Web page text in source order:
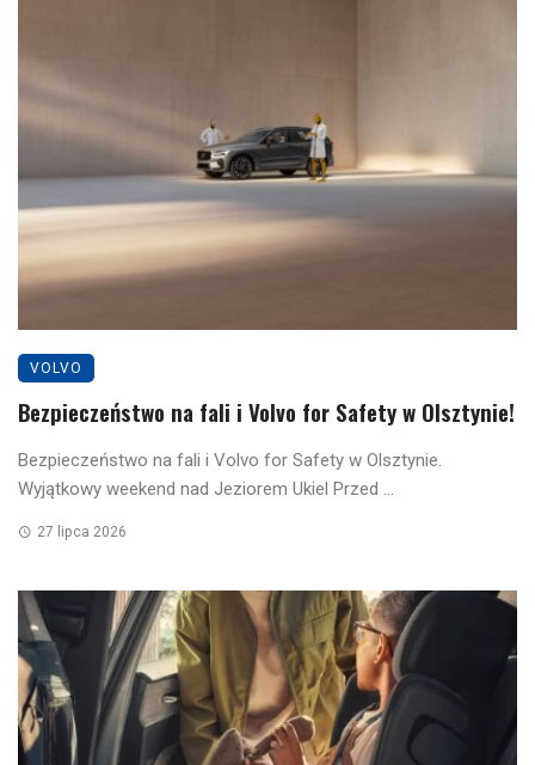
VOLVO
Bezpieczeństwo na fali i Volvo for Safety w Olsztynie!
Bezpieczeństwo na fali i Volvo for Safety w Olsztynie.
Wyjątkowy weekend nad Jeziorem Ukiel Przed ...
27 lipca 2026